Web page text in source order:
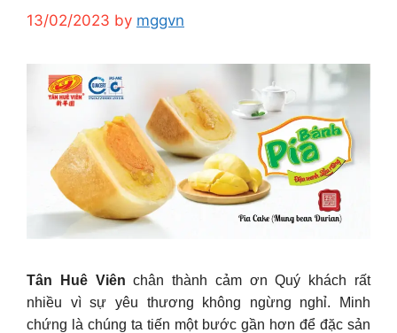
13/02/2023 by mggvn
Tân Huê Viên chân thành cảm ơn Quý khách rất
nhiều vì sự yêu thương không ngừng nghỉ. Minh
chứng là chúng ta tiến một bước gần hơn để đặc sản